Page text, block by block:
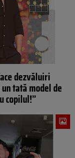
dezvăluiri
tată model de
copilul!”